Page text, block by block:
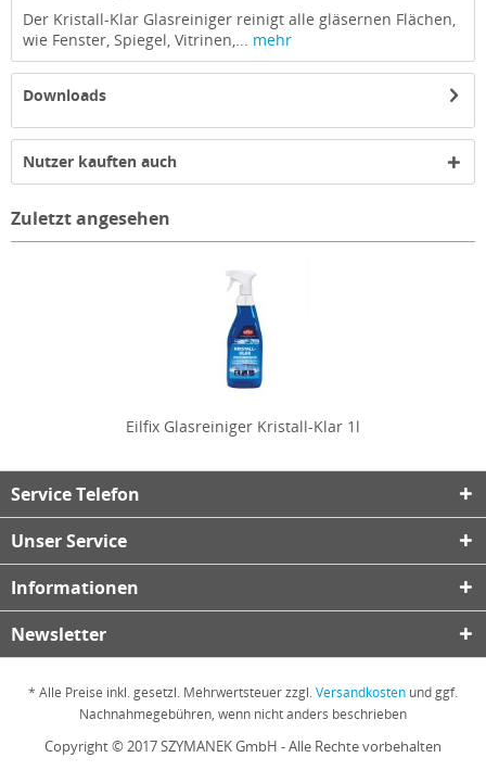
Der Kristall-Klar Glasreiniger reinigt alle gläsernen Flächen,
wie Fenster, Spiegel, Vitrinen,... mehr
Downloads
Nutzer kauften auch
Zuletzt angesehen
Eilfix Glasreiniger Kristall-Klar 1l
Service Telefon
Unser Service
Informationen
Newsletter
* Alle Preise inkl. gesetzl. Mehrwertsteuer zzgl.Versandkosten und ggf.
Nachnahmegebühren, wenn nicht anders beschrieben
Copyright © 2017 SZYMANEK GmbH - Alle Rechte vorbehalten